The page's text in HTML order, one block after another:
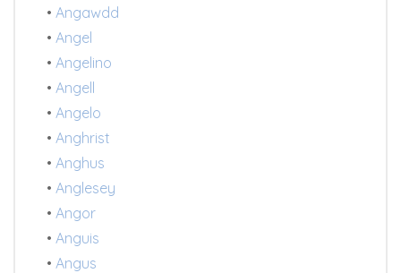
• Angawdd
• Angel
• Angelino
• Angell
• Angelo
• Anghrist
• Anghus
• Anglesey
• Angor
• Anguis
• Angus